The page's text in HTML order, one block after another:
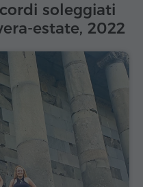
soleggiati
estate, 2022